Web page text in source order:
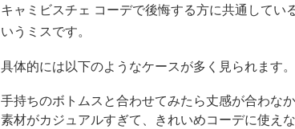
キャミビスチェ コーデで後悔する方に共通して
いうミスです。
具体的には以下のようなケースが多く見られます。
手持ちのボトムスと合わせてみたら丈感が合わな
素材がカジュアルすぎて、きれいめコーデに使え